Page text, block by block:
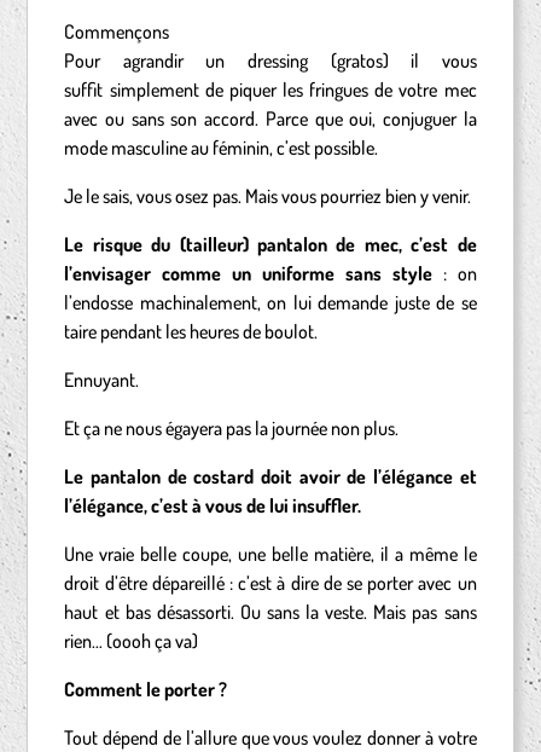
Commençons
Pour agrandir un dressing (gratos) il vous
suffit simplement de piquer les fringues de votre mec
avec ou sans son accord. Parce que oui, conjuguer la
mode masculine au féminin, c’est possible.
Je le sais, vous osez pas. Mais vous pourriez bien y venir.
Le risque du (tailleur) pantalon de mec, c’est de
l’envisager comme un uniforme sans style: on
l’endosse machinalement, on lui demande juste de se
taire pendant les heures de boulot.
Ennuyant.
Et ça ne nous égayera pas la journée non plus.
Le pantalon de costard doit avoir de l’élégance et
l’élégance, c’est à vous de lui insuffler.
Une vraie belle coupe, une belle matière, il a même le
droit d’être dépareillé : c’est à dire de se porter avec un
haut et bas désassorti. Ou sans la veste. Mais pas sans
rien… (oooh ça va)
Comment le porter ?
Tout dépend de l’allure que vous voulez donner à votre